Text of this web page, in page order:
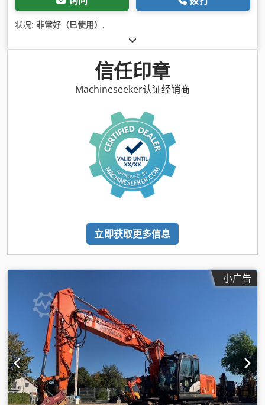
状况: 非常好（已使用） ,
信任印章
Machineseeker认证经销商
立即获取更多信息
小广告